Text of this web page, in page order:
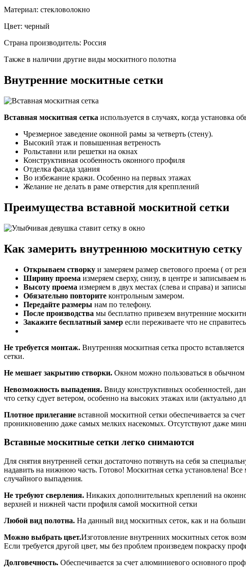
Материал: стекловолокно
Цвет: черный
Страна производитель: Россия
Также в наличии другие виды москитного полотна
Внутренние москитные сетки
Вставная москитная сетка используется в случаях, когда установка
Чрезмерное заведение оконной рамы за четверть (стену).
Высокий этаж и повышенная ветреность
Рольставни или решетки на окнах
Конструктивная особенность оконного профиля
Отделка фасада здания
Во избежание кражи. Особенно на первых этажах
Желание не делать в раме отверстия для крепплений
Преимущества вставной москитной сетки
Как замерить внутреннюю москитную сетку
Открываем створку и замеряем размер светового проема ( от
Ширину проема измеряем сверху, снизу, в центре и записываем
Высоту проема измеряем в двух местах (слева и справа) и
Обязательно повторите контрольным замером.
Передайте размеры нам по телефону.
После производства мы бесплатно привезем внутренние
Закажите бесплатный замер если переживаете что не
Не требуется монтаж. Внутренняя москитная сетка просто
сетки.
Не мешает закрытию створки. Окном можно пользоваться в
Невозможность выпадения. Ввиду конструктивных особенностей,
что сетку сдует ветером, особенно на высоких этажах или (актуально
Плотное прилегание вставной москитной сетки обеспечивается за
проникновению даже самых мелких насекомых. Отсутствуют даже
Вставные москитные сетки легко снимаются
Для снятия внутренней сетки достаточно потянуть на себя за
надавить на нижнюю часть. Готово! Москитная сетка установлена!
случайного выпадения.
Не требуют сверления. Никаких дополнительных креплений на
верхней и нижней части профиля самой москитной сетки
Любой вид полотна. На данный вид москитных сеток, как и на
Можно выбрать цвет.Изготовление внутренних москитных сеток
Если требуется другой цвет, мы без проблем произведем покраску
Долговечность. Обеспечивается за счет алюминиевого основного